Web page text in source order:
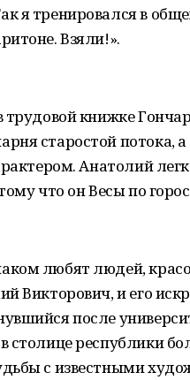
я тренировался в
Взяли!».
трудовой книжке
старостой потока,
Анатолий
что он Весы по
любят людей,
Викторович, и его
после
столице республики
с известными